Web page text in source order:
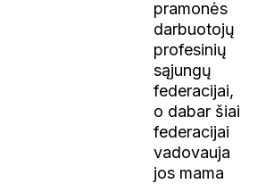
pramonės
darbuotojų
profesinių
sąjungų
federacijai,
o dabar šiai
federacijai
vadovauja
jos mama